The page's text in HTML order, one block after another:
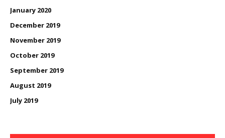
January 2020
December 2019
November 2019
October 2019
September 2019
August 2019
July 2019